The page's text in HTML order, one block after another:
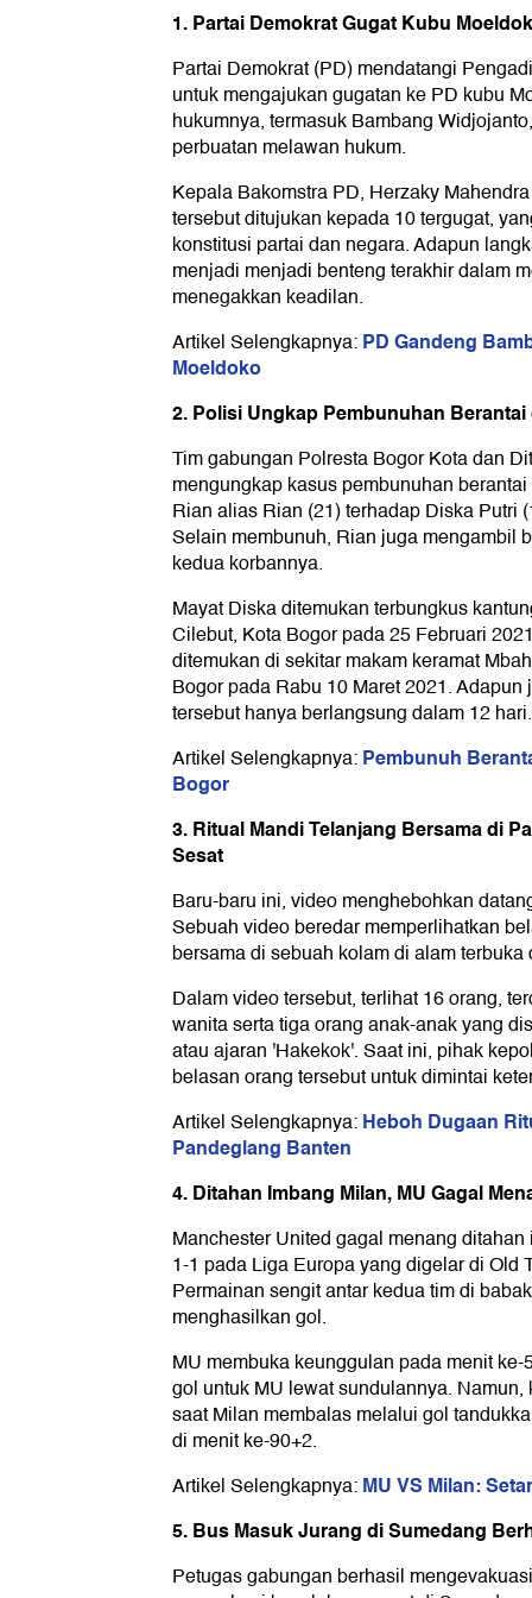
1. Partai Demokrat Gugat Kubu
Partai Demokrat (PD) mendatangi
untuk mengajukan gugatan ke PD kubu
hukumnya, termasuk Bambang
perbuatan melawan hukum.
Kepala Bakomstra PD, Herzaky
tersebut ditujukan kepada 10 tergugat,
konstitusi partai dan negara. Adapun
menjadi menjadi benteng terakhir dalam
menegakkan keadilan.
Artikel Selengkapnya:PD Gandeng
Moeldoko
2. Polisi Ungkap Pembunuhan
Tim gabungan Polresta Bogor Kota dan
mengungkap kasus pembunuhan
Rian alias Rian (21) terhadap Diska Putri
Selain membunuh, Rian juga mengambil
kedua korbannya.
Mayat Diska ditemukan terbungkus
Cilebut, Kota Bogor pada 25 Februari
ditemukan di sekitar makam keramat
Bogor pada Rabu 10 Maret 2021.
tersebut hanya berlangsung dalam 12 hari.
Artikel Selengkapnya:Pembunuh
Bogor
3. Ritual Mandi Telanjang Bersama di
Sesat
Baru-baru ini, video menghebohkan
Sebuah video beredar memperlihatkan
bersama di sebuah kolam di alam
Dalam video tersebut, terlihat 16 orang,
wanita serta tiga orang anak-anak yang
atau ajaran 'Hakekok'. Saat ini, pihak
belasan orang tersebut untuk dimintai
Artikel Selengkapnya:Heboh Dugaan
Pandeglang Banten
4. Ditahan Imbang Milan, MU Gagal
Manchester United gagal menang
1-1 pada Liga Europa yang digelar di Old
Permainan sengit antar kedua tim di
menghasilkan gol.
MU membuka keunggulan pada menit
gol untuk MU lewat sundulannya.
saat Milan membalas melalui gol
di menit ke-90+2.
Artikel Selengkapnya:MU VS Milan:
5. Bus Masuk Jurang di Sumedang
Petugas gabungan berhasil